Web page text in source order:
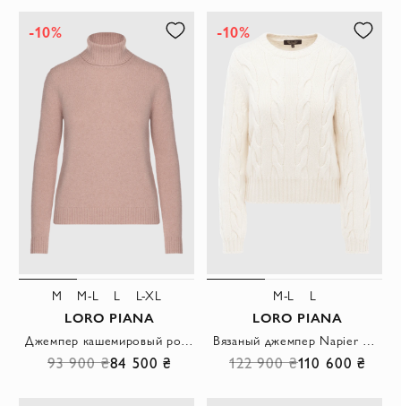
-10%
M M-L L L-XL
LORO PIANA
Джемпер кашемировый розовый с отворотным воротником в рубчик женский
93 900 ₴84 500 ₴
-10%
M-L L
LORO PIANA
Вязаный джемпер Napier Crewneck из кашемира белый женский
122 900 ₴110 600 ₴